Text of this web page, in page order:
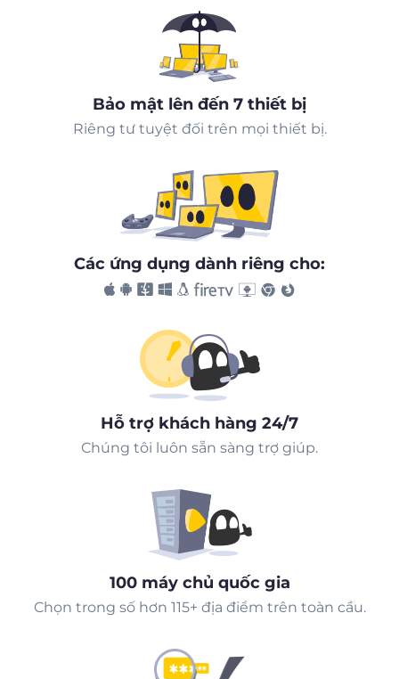
Bảo mật lên đến 7 thiết bị
Riêng tư tuyệt đối trên mọi thiết bị.
Các ứng dụng dành riêng cho:
Hỗ trợ khách hàng 24/7
Chúng tôi luôn sẵn sàng trợ giúp.
100 máy chủ quốc gia
Chọn trong số hơn 115+ địa điểm trên toàn cầu.